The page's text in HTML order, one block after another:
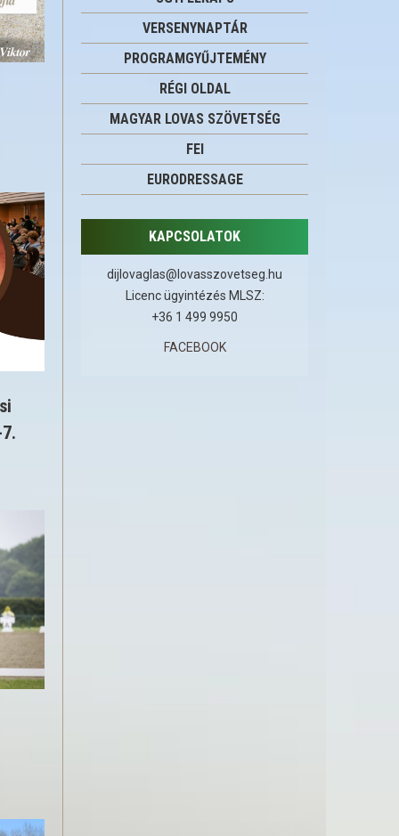
VERSENYNAPTÁR
PROGRAMGYŰJTEMÉNY
RÉGI OLDAL
MAGYAR LOVAS SZÖVETSÉG
FEI
EURODRESSAGE
KAPCSOLATOK
dijlovaglas@lovasszovetseg.hu
Licenc ügyintézés MLSZ:
+36 1 499 9950
FACEBOOK